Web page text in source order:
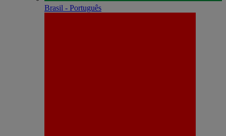
Brasil - Português